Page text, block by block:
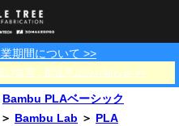
期間について >>
び集荷・配達停止のお知らせ >>
ター
Bambu Lab
ナー
3Dスキャナー消耗品
ト
Bambu PLAベーシック
＞ Bambu Lab ＞ PLA